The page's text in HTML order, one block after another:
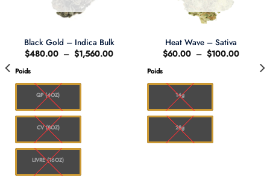
Black Gold – Indica Bulk
$480.00 – $1,560.00Plage
Poids
QP (4OZ)
CV (8OZ)
LIVRE (16OZ)
Heat Wave – Sativa
$60.00 – $100.00Plage
$60.00
Poids
14g
28g